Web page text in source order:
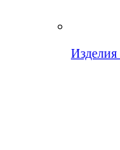
Изделия